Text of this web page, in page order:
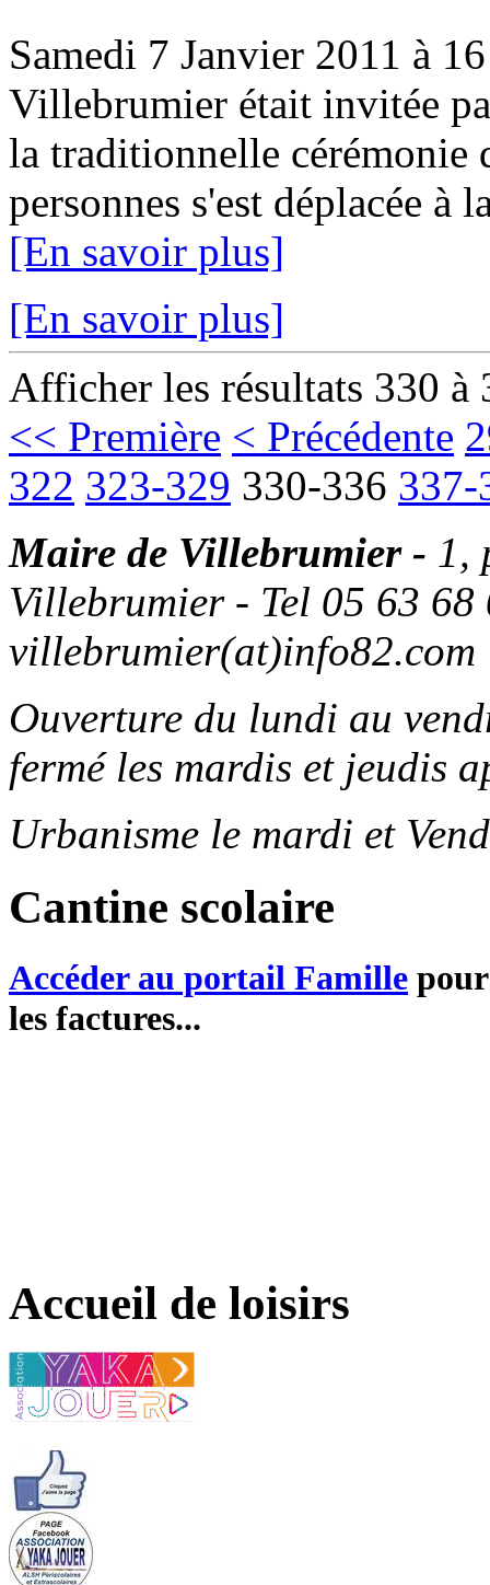
Samedi 7 Janvier 2011 à
Villebrumier était invitée
la traditionnelle cérémonie
personnes s'est déplacée à
[En savoir plus]
[En savoir plus]
Afficher les résultats 330 à
<< Première < Précédente
322 323-329 330-336 337-
Maire de Villebrumier - 1,
Villebrumier - Tel 05 63
villebrumier(at)info82.com
Ouverture du lundi au
fermé les mardis et jeudis
Urbanisme le mardi et
Cantine scolaire
Accéder au portail Famille
les factures...
Accueil de loisirs